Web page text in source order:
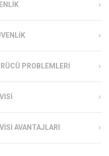
PROBLEMLERI
AVANTAJLARI